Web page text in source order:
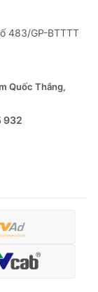
483/GP-BTTTT
Quốc Thắng,
932